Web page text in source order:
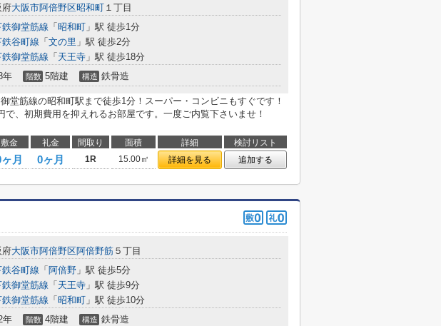
府大阪市阿倍野区昭和町 １丁目
鉄御堂筋線 「 昭和町 」駅 徒歩1分
鉄谷町線 「 文の里 」駅 徒歩2分
鉄御堂筋線 「 天王寺 」駅 徒歩18分
年 階数 5階建 構造 鉄骨造
堂筋線の昭和町駅まで徒歩1分！スーパー・コンビニもすぐです！
で、初期費用を抑えれるお部屋です。一度ご内覧下さいませ！
敷金 礼金 間取り 面積 詳細
検討リスト
月 0ヶ月 1R 15.00㎡ 詳細を見る 追加する
府大阪市阿倍野区阿倍野筋 ５丁目
鉄谷町線 「 阿倍野 」駅 徒歩5分
鉄御堂筋線 「 天王寺 」駅 徒歩9分
鉄御堂筋線 「 昭和町 」駅 徒歩10分
年 階数 4階建 構造 鉄骨造